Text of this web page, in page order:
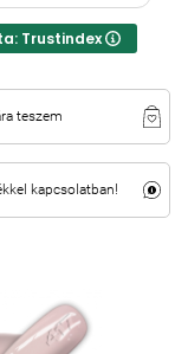
Trustindex
teszem
kapcsolatban!